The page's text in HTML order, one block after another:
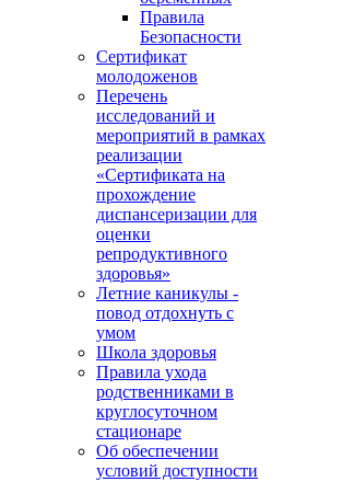
Правила
Безопасности
Сертификат
молодоженов
Перечень
исследований и
мероприятий в рамках
реализации
«Сертификата на
прохождение
диспансеризации для
оценки
репродуктивного
здоровья»
Летние каникулы -
повод отдохнуть с
умом
Школа здоровья
Правила ухода
родственниками в
круглосуточном
стационаре
Об обеспечении
условий доступности